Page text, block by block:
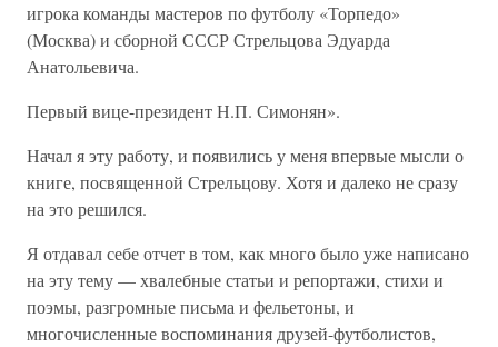
игрока команды мастеров по футболу «Торпедо»
(Москва) и сборной СССР Стрельцова Эдуарда
Анатольевича.
Первый вице-президент Н.П. Симонян».
Начал я эту работу, и появились у меня впервые мысли о
книге, посвященной Стрельцову. Хотя и далеко не сразу
на это решился.
Я отдавал себе отчет в том, как много было уже написано
на эту тему — хвалебные статьи и репортажи, стихи и
поэмы, разгромные письма и фельетоны, и
многочисленные воспоминания друзей-футболистов,